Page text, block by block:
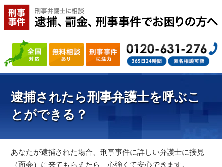
逮捕されたら刑事弁護士を呼ぶこ
とができる？
あなたが逮捕された場合、刑事事件に詳しい弁護士に接見
（面会）に来てもらえたら、心強くて安心できます。